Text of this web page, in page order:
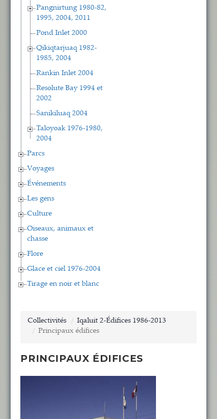
Pangnirtung 1980-82,
1995, 2004, 2011
Pond Inlet 2000
Qikiqtarjuaq 1982-
1985, 2004
Rankin Inlet 2004
Resolute Bay 1994 et
2002
Sanikiluaq 2004
Taloyoak 1976-1980,
2004
Parcs
Voyages
Événements
Les gens
Culture
Oiseaux, animaux et
chasse
Flore
Glace et ciel 1976-2004
Tirage en noir et blanc
Collectivités
Iqaluit 2-Édifices 1986-2013
Principaux édifices
PRINCIPAUX ÉDIFICES